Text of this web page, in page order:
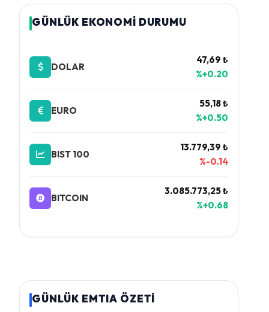
GÜNLÜK EKONOMİ DURUMU
DOLAR
47,69 ₺
%+0.20
EURO
55,18 ₺
%+0.50
BIST 100
13.779,39 ₺
%-0.14
BITCOIN
3.085.773,25 ₺
%+0.68
GÜNLÜK EMTIA ÖZETİ